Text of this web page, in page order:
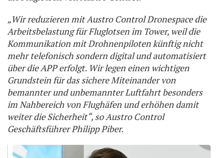
„Wir reduzieren mit Austro Control Dronespace die
Arbeitsbelastung für Fluglotsen im Tower, weil die
Kommunikation mit Drohnenpiloten künftig nicht
mehr telefonisch sondern digital und automatisiert
über die APP erfolgt. Wir legen einen wichtigen
Grundstein für das sichere Miteinander von
bemannter und unbemannter Luftfahrt besonders
im Nahbereich von Flughäfen und erhöhen damit
weiter die Sicherheit“, so Austro Control
Geschäftsführer Philipp Piber.